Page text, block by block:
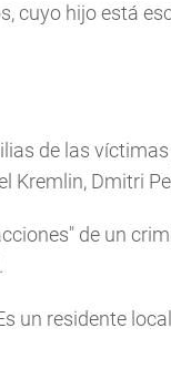
cuyo hijo está
de las
Kremlin, Dmitri
de un
un residente